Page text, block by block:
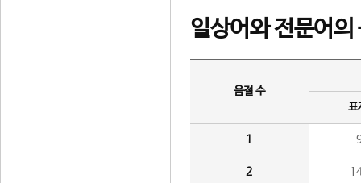
일상어와 전문어의
음절 수
표
1
2